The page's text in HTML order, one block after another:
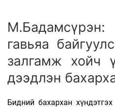
гавьяа
залгамж хойч
дээдлэн
Бидний бахархан